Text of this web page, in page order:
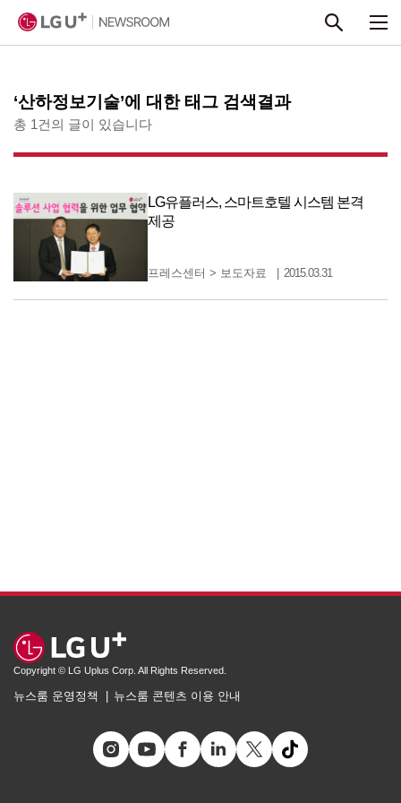
‘산하정보기술’에 대한 태그 검색결과
총 1건의 글이 있습니다
LG유플러스, 스마트호텔 시스템 본격
제공
프레스센터 > 보도자료 2015.03.31
Copyright © LG Uplus Corp. All Rights Reserved.
뉴스룸 운영정책 뉴스룸 콘텐츠 이용 안내